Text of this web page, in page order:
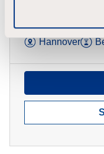
Werkstudent
Hannover